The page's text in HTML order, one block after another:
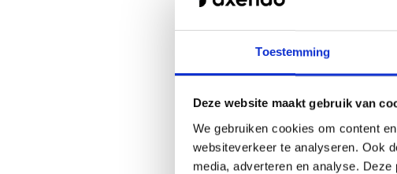
Toestemming
Deze website maakt gebruik van
We gebruiken cookies om content
websiteverkeer te analyseren. Ook
media, adverteren en analyse.
Non-profits:
en vanaf 2025
Webshops en
European